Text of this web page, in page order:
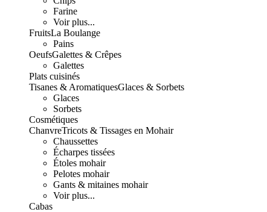
Farine
Voir plus...
FruitsLa Boulange
Pains
OeufsGalettes & Crêpes
Galettes
Plats cuisinés
Tisanes & AromatiquesGlaces & Sorbets
Glaces
Sorbets
Cosmétiques
ChanvreTricots & Tissages en Mohair
Chaussettes
Écharpes tissées
Étoles mohair
Pelotes mohair
Gants & mitaines mohair
Voir plus...
Cabas